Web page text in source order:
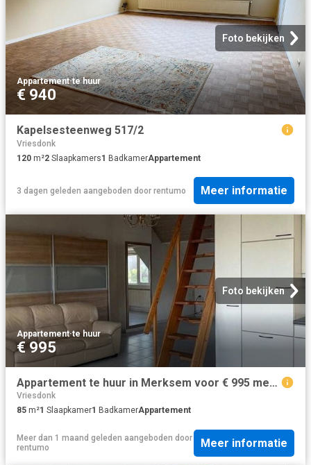
Foto bekijken
Appartement·te huur
€ 940
Kapelsesteenweg 517/2
Vriesdonk
120 m²2 Slaapkamers1 BadkamerAppartement
3 dagen geleden aangeboden door rentumo Meer informatie
Foto bekijken
Appartement·te huur
€ 995
Appartement te huur in Merksem voor € 995 met 1 slaapkamer
Vriesdonk
85 m²1 Slaapkamer1 BadkamerAppartement
Meer dan 1 maand geleden aangeboden door
rentumo
Meer informatie